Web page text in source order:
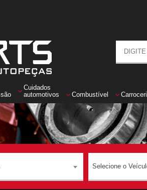
Cuidados
automotivos
Combustível
Selecione o